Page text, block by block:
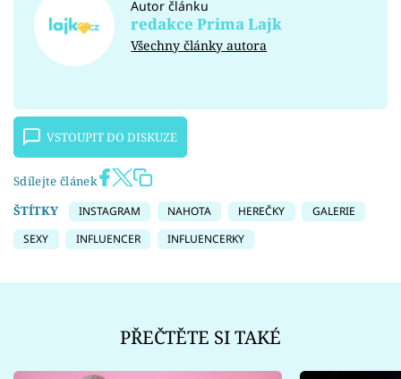
Autor článku
redakce Prima Lajk
Všechny články autora
VSTOUPIT DO DISKUZE
Sdílejte článek
ŠTÍTKY
INSTAGRAM NAHOTA HEREČKY
GALERIE
SEXY
INFLUENCER INFLUENCERKY
PŘEČTĚTE SI TAKÉ